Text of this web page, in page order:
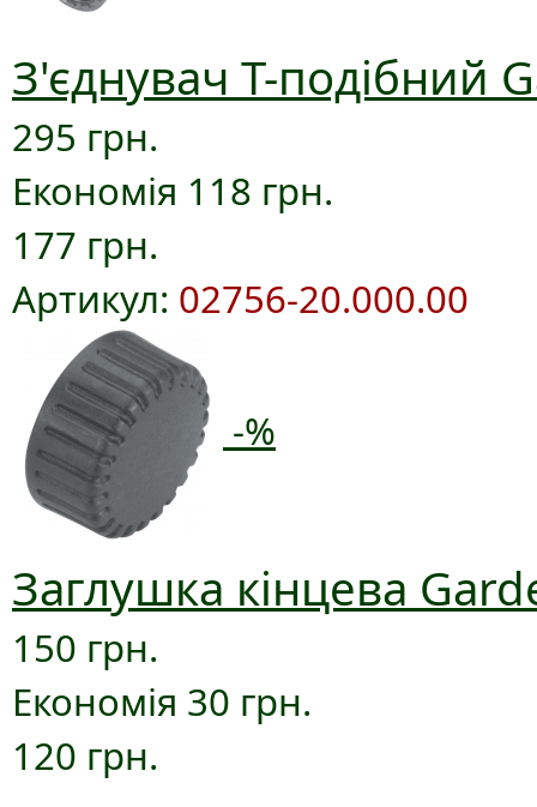
З'єднувач T-подібний
295 грн.
Економія 118 грн.
177 грн.
Артикул: 02756-20.000.00
-%
Заглушка кінцева
150 грн.
Економія 30 грн.
120 грн.